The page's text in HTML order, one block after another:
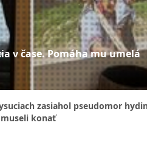
v čase. Pomáha mu umelá
zasiahol pseudomor
konať